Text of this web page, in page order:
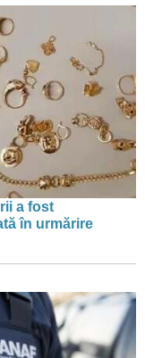
a fost
în urmărire